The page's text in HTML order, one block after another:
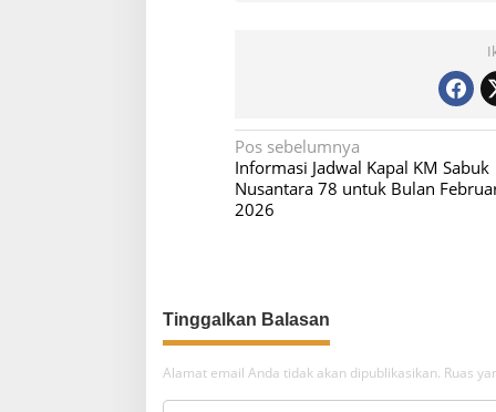
N
a
v
s
Pos sebelumnya
Informasi Jadwal Kapal KM Sabuk
Nusantara 78 untuk Bulan
2026
Alamat email Anda tidak akan dipublikasikan. Ruas